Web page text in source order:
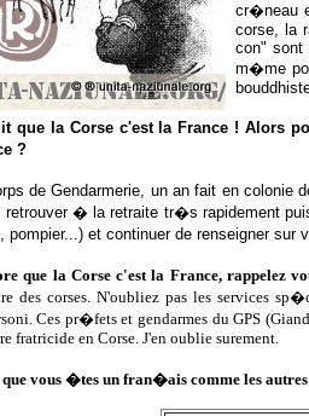
cr�neau
corse, la
con"
m�me
que la Corse c'est la France ! Alors
?
de Gendarmerie, un an fait en
retrouver � la retraite tr�s rapidement
pompier...) et continuer de renseigner
que la Corse c'est la France, rappelez
corses. N'oubliez pas les services
Ces pr�fets et gendarmes du GPS
fratricide en Corse. J'en oublie surement.
que vous �tes un fran�ais comme les